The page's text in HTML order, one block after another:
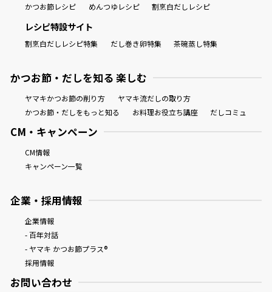
かつお節レシピ めんつゆレシピ 割烹白だしレシピ
レシピ特設サイト
割烹白だしレシピ特集 だし巻き卵特集 茶碗蒸し特集
かつお節・だしを知る 楽しむ
ヤマキかつお節の削り方
ヤマキ流だしの取り方
かつお節・だしをもっと知る
お料理お役立ち講座 だしコミュ
CM・キャンペーン
CM情報
キャンペーン一覧
企業・採用情報
企業情報
- 百年対話
- ヤマキ かつお節プラス®
採用情報
お問い合わせ